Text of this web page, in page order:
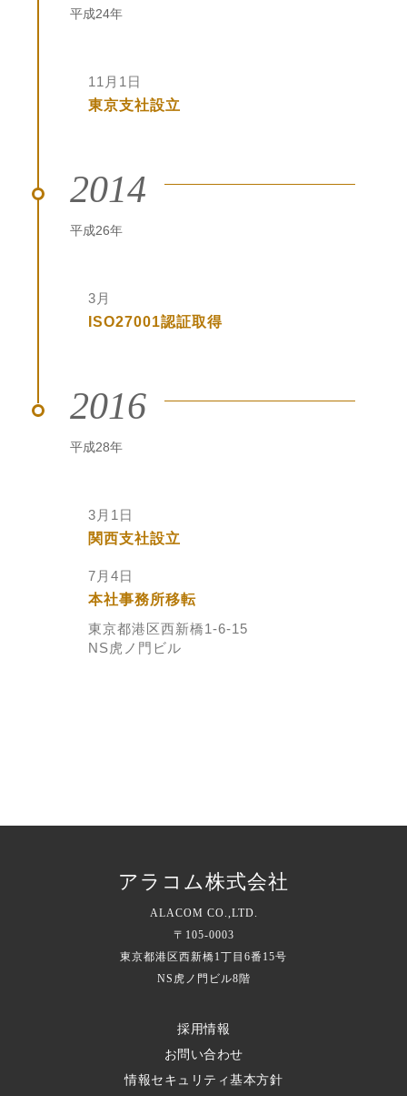
平成24年
11月1日
東京支社設立
2014
平成26年
3月
ISO27001認証取得
2016
平成28年
3月1日
関西支社設立
7月4日
本社事務所移転
東京都港区西新橋1-6-15
NS虎ノ門ビル
アラコム株式会社
ALACOM CO.,LTD.
〒105-0003
東京都港区西新橋1丁目6番15号
NS虎ノ門ビル8階
採用情報
お問い合わせ
情報セキュリティ基本方針